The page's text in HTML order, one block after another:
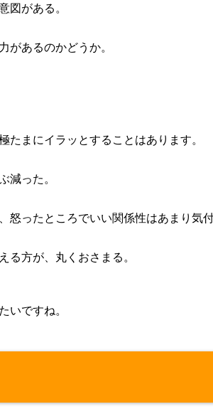
図がある。
があるのかどうか。
たまにイラッとすることはあります。
減った。
怒ったところでいい関係性はあまり気付
る方が、丸くおさまる。
いですね。